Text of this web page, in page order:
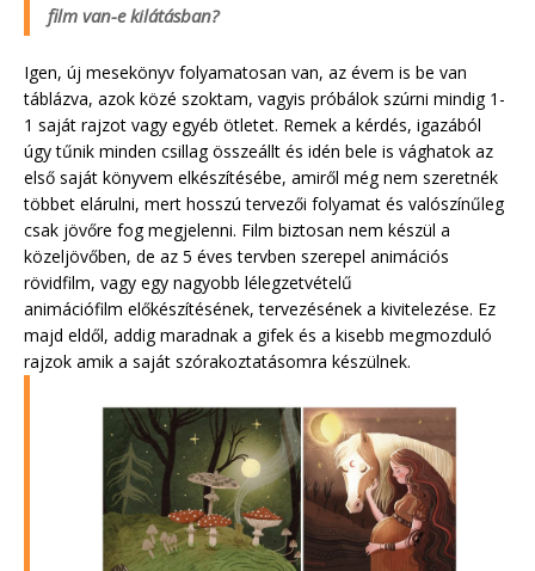
film van-e kilátásban?
Igen, új mesekönyv folyamatosan van, az évem is be van
táblázva, azok közé szoktam, vagyis próbálok szúrni mindig 1-
1 saját rajzot vagy egyéb ötletet. Remek a kérdés, igazából
úgy tűnik minden csillag összeállt és idén bele is vághatok az
első saját könyvem elkészítésébe, amiről még nem szeretnék
többet elárulni, mert hosszú tervezői folyamat és valószínűleg
csak jövőre fog megjelenni. Film biztosan nem készül a
közeljövőben, de az 5 éves tervben szerepel animációs
rövidfilm, vagy egy nagyobb lélegzetvételű
animációfilm előkészítésének, tervezésének a kivitelezése. Ez
majd eldől, addig maradnak a gifek és a kisebb megmozduló
rajzok amik a saját szórakoztatásomra készülnek.